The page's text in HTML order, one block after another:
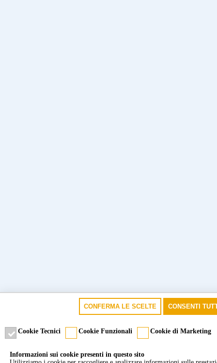
CONFERMA LE SCELTE CONSENTI
Cookie Tecnici Cookie Funzionali Cookie di Marketing
Informazioni sui cookie presenti in questo sito